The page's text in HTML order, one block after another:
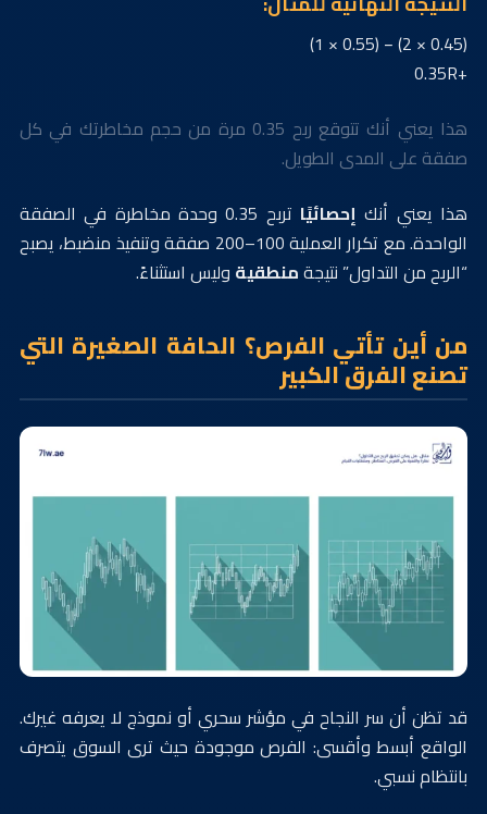
(0.45 × 2) − (0.55 × 1)
+0.35R
هذا يعني أنك تتوقع ربح 0.35 مرة من حجم مخاطرتك في كل
صفقة على المدى الطويل.
هذا يعني أنك إحصائيًا
تربح 0.35 وحدة مخاطرة في الصفقة
الواحدة. مع تكرار العملية 100–200 صفقة وتنفيذ منضبط، يصبح
“الربح من التداول” نتيجةمنطقية وليس استثناءً.
من أين تأتي الفرص؟ الحافة الصغيرة التي
تصنع الفرق الكبير
قد تظن أن سر النجاح في مؤشر سحري أو نموذج لا يعرفه غيرك.
الواقع أبسط وأقسى: الفرص موجودة حيث ترى السوق يتصرف
بانتظام نسبي.